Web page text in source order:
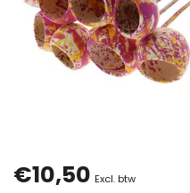
€10,50 Excl. btw